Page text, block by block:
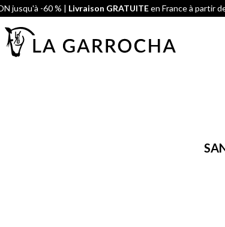
jusqu'à -60 % | Livraison GRATUITEen France à partir